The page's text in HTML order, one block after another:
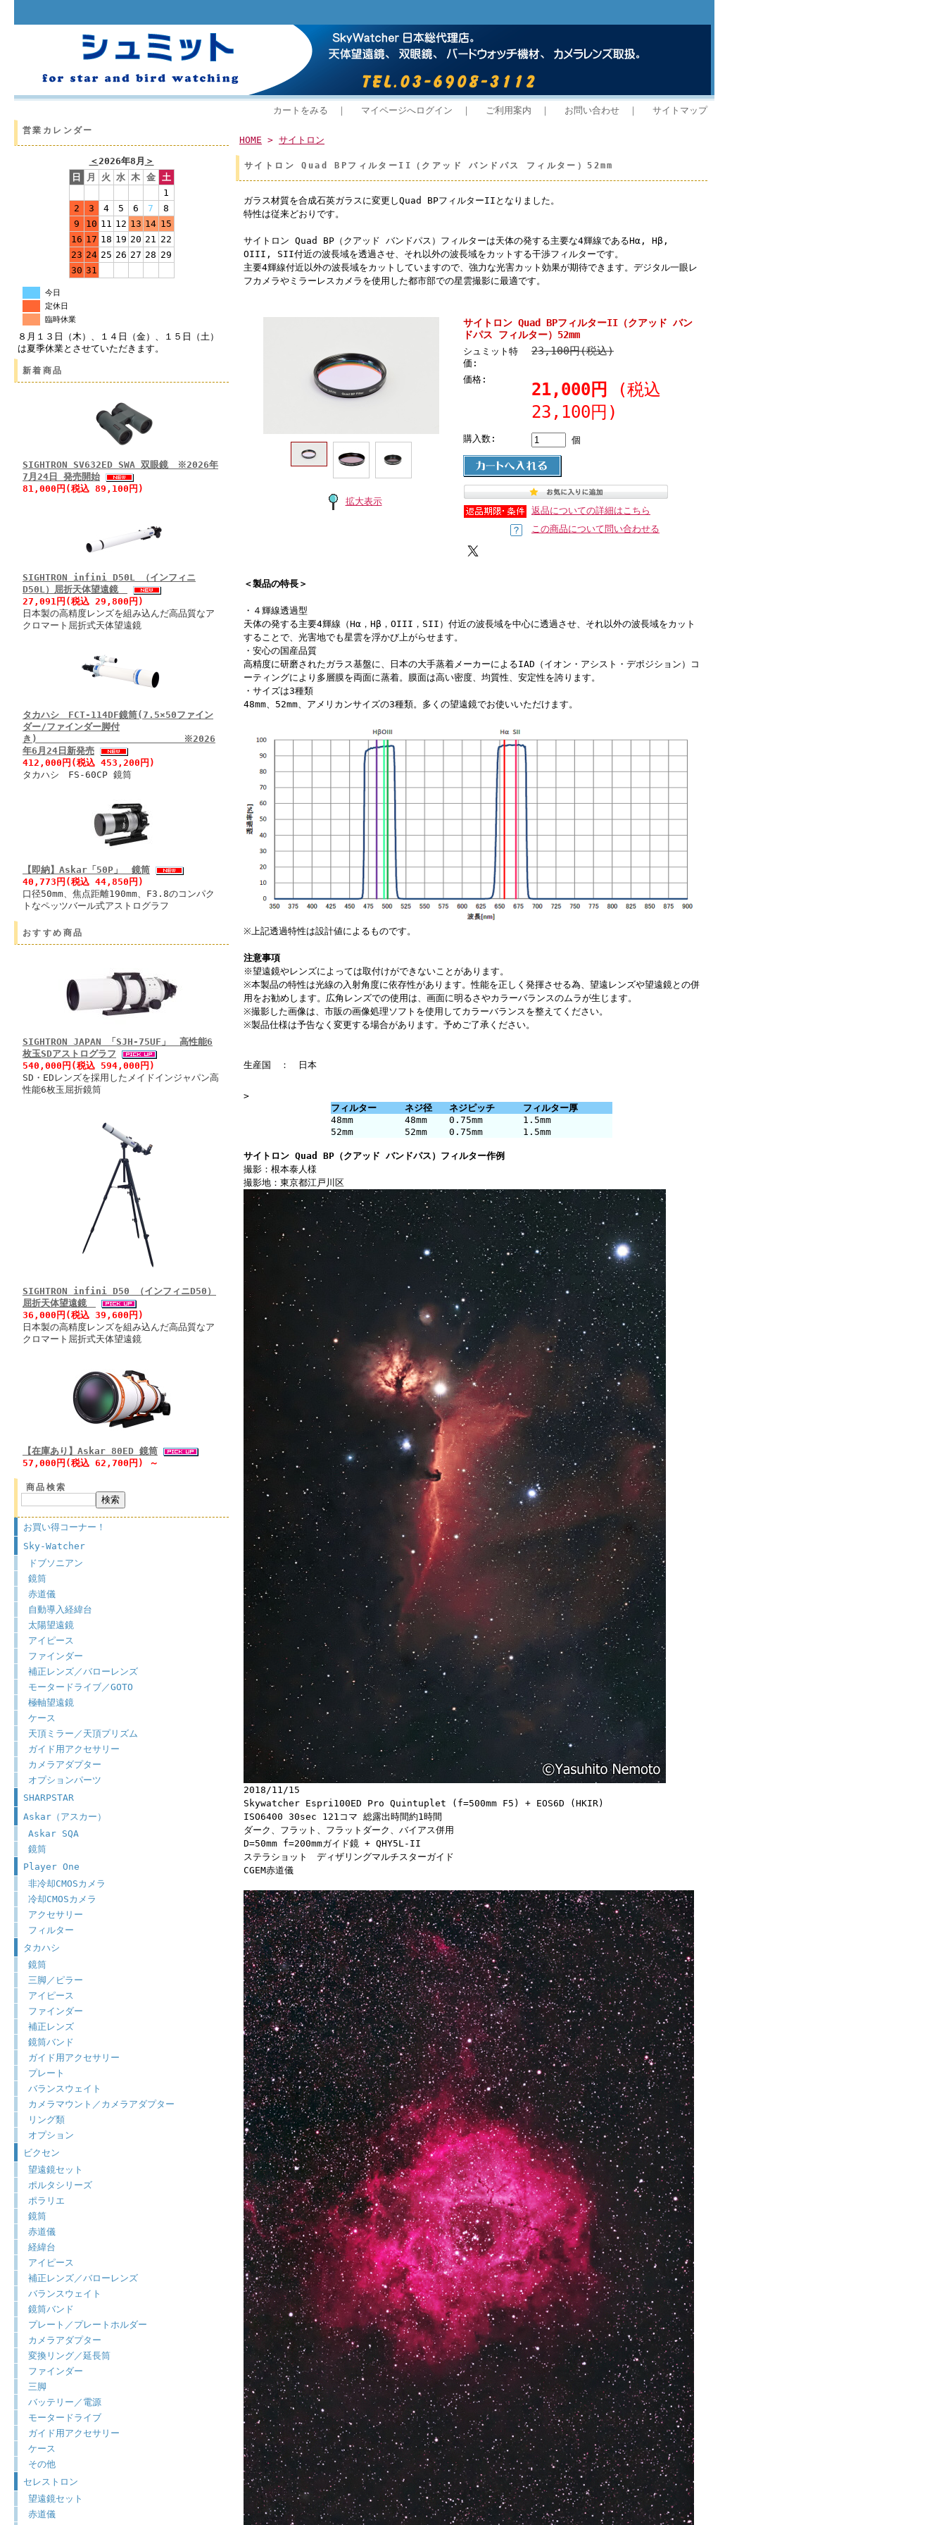
カートをみる ｜ マイページへログイン ｜ ご利用案内 ｜ お問い合わせ ｜ サイトマップ
営業カレンダー
＜2026年8月 ＞
日
月 火 水 木 金
土
1
2
3 4 5 6 7
8
9
10 11 12 13 14 15
16 17 18 19 20 21 22
23 24 25 26 27 28 29
30 31
今日
定休日
臨時休業
８月１３日（木）、１４日（金）、１５日（土）
は夏季休業とさせていただきます。
新着商品
SIGHTRON SV632ED SWA 双眼鏡 ※2026年
7月24日 発売開始
81,000円(税込 89,100円)
SIGHTRON infini D50L （インフィニ
D50L）屈折天体望遠鏡
27,091円(税込 29,800円)
日本製の高精度レンズを組み込んだ高品質なア
クロマート屈折式天体望遠鏡
タカハシ FCT-114DF鏡筒(7.5×50ファイン
ダー/ファインダー脚付
き) ※2026
年6月24日新発売
412,000円(税込 453,200円)
タカハシ FS-60CP 鏡筒
【即納】Askar「50P」 鏡筒
40,773円(税込 44,850円)
口径50mm、焦点距離190mm、F3.8のコンパク
トなペッツバール式アストログラフ
おすすめ商品
SIGHTRON JAPAN 「SJH-75UF」 高性能6
枚玉SDアストログラフ
540,000円(税込 594,000円)
SD・EDレンズを採用したメイドインジャパン高
性能6枚玉屈折鏡筒
SIGHTRON infini D50 （インフィニD50）
屈折天体望遠鏡
36,000円(税込 39,600円)
日本製の高精度レンズを組み込んだ高品質なア
クロマート屈折式天体望遠鏡
【在庫あり】Askar 80ED 鏡筒
57,000円(税込 62,700円) ～
商品検索
お買い得コーナー！
Sky-Watcher
ドブソニアン
鏡筒
赤道儀
自動導入経緯台
太陽望遠鏡
アイピース
ファインダー
補正レンズ／バローレンズ
モータードライブ／GOTO
極軸望遠鏡
ケース
天頂ミラー／天頂プリズム
ガイド用アクセサリー
カメラアダプター
オプションパーツ
SHARPSTAR
Askar（アスカー）
Askar SQA
鏡筒
Player One
非冷却CMOSカメラ
冷却CMOSカメラ
アクセサリー
フィルター
タカハシ
鏡筒
三脚／ピラー
アイピース
ファインダー
補正レンズ
鏡筒バンド
ガイド用アクセサリー
プレート
バランスウェイト
カメラマウント／カメラアダプター
リング類
オプション
ビクセン
望遠鏡セット
ポルタシリーズ
ポラリエ
鏡筒
赤道儀
経緯台
アイピース
補正レンズ／バローレンズ
バランスウェイト
鏡筒バンド
プレート／プレートホルダー
カメラアダプター
変換リング／延長筒
ファインダー
三脚
バッテリー／電源
モータードライブ
ガイド用アクセサリー
ケース
その他
セレストロン
望遠鏡セット
赤道儀
HOME > サイトロン
サイトロン Quad BPフィルターII（クアッド バンドパス フィルター）52mm
ガラス材質を合成石英ガラスに変更しQuad BPフィルターIIとなりました。
特性は従来どおりです。
サイトロン Quad BP（クアッド バンドパス）フィルターは天体の発する主要な4輝線であるHα, Hβ,
OIII, SII付近の波長域を透過させ、それ以外の波長域をカットする干渉フィルターです。
主要4輝線付近以外の波長域をカットしていますので、強力な光害カット効果が期待できます。デジタル一眼レ
フカメラやミラーレスカメラを使用した都市部での星雲撮影に最適です。
拡大表示
サイトロン Quad BPフィルターII（クアッド バン
ドパス フィルター）52mm
シュミット特
価:
23,100円(税込)
価格:
21,000円
(税込
23,100円)
購入数: 個
返品についての詳細はこちら
この商品について問い合わせる
＜製品の特長＞
・４輝線透過型
天体の発する主要4輝線（Hα，Hβ，OIII，SII）付近の波長域を中心に透過させ、それ以外の波長域をカット
することで、光害地でも星雲を浮かび上がらせます。
・安心の国産品質
高精度に研磨されたガラス基盤に、日本の大手蒸着メーカーによるIAD（イオン・アシスト・デポジション）コ
ーティングにより多層膜を両面に蒸着。膜面は高い密度、均質性、安定性を誇ります。
・サイズは3種類
48mm、52mm、アメリカンサイズの3種類。多くの望遠鏡でお使いいただけます。
※上記透過特性は設計値によるものです。
注意事項
※望遠鏡やレンズによっては取付けができないことがあります。
※本製品の特性は光線の入射角度に依存性があります。性能を正しく発揮させる為、望遠レンズや望遠鏡との併
用をお勧めします。広角レンズでの使用は、画面に明るさやカラーバランスのムラが生じます。
※撮影した画像は、市販の画像処理ソフトを使用してカラーバランスを整えてください。
※製品仕様は予告なく変更する場合があります。予めご了承ください。
生産国 ： 日本
>
フィルター
ネジ径 ネジピッチ
フィルター厚
48mm
48mm 0.75mm
1.5mm
52mm
52mm 0.75mm 1.5mm
サイトロン Quad BP（クアッド バンドパス）フィルター作例
撮影：根本泰人様
撮影地：東京都江戸川区
2018/11/15
Skywatcher Espri100ED Pro Quintuplet (f=500mm F5) + EOS6D (HKIR)
ISO6400 30sec 121コマ 総露出時間約1時間
ダーク、フラット、フラットダーク、バイアス併用
D=50mm f=200mmガイド鏡 + QHY5L-II
ステラショット ディザリングマルチスターガイド
CGEM赤道儀